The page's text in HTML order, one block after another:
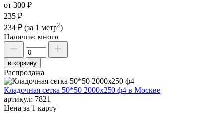
от 300 ₽
235 ₽
234 ₽ (за 1 метр2)
Наличие: много
в корзину
Распродажа
Кладочная сетка 50*50 2000х250 ф4 в Москве
артикул: 7821
Цена за 1 карту